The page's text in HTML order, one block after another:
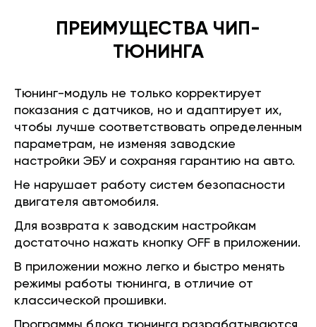
ПРЕИМУЩЕСТВА ЧИП-
ТЮНИНГА
Тюнинг-модуль не только корректирует
показания с датчиков, но и адаптирует их,
чтобы лучше соответствовать определенным
параметрам, не изменяя заводские
настройки ЭБУ и сохраняя гарантию на авто.
Не нарушает работу систем безопасности
двигателя автомобиля.
Для возврата к заводским настройкам
достаточно нажать кнопку OFF в приложении.
В приложении можно легко и быстро менять
режимы работы тюнинга, в отличие от
классической прошивки.